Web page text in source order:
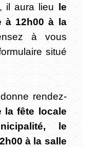
il aura lieu le
à 12h00 à la
à vous
situé
rendez-
la fête locale
le
à la salle